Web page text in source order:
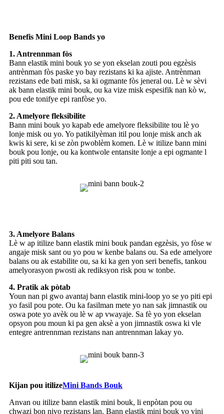
Benefis Mini Loop Bands yo
1. Antrennman fòs
Bann elastik mini bouk yo se yon ekselan zouti pou egzèsis
antrènman fòs paske yo bay rezistans ki ka ajiste. Antrènman
rezistans ede bati misk, sa ki ogmante fòs jeneral ou. Lè w sèvi
ak bann elastik mini bouk, ou ka vize misk espesifik nan kò w,
pou ede tonifye epi ranfòse yo.
2. Amelyore fleksibilite
Bann mini bouk yo kapab ede amelyore fleksibilite tou lè yo
lonje misk ou yo. Yo patikilyèman itil pou lonje misk anch ak
kwis ki sere, ki se zòn pwoblèm komen. Lè w itilize bann mini
bouk pou lonje, ou ka kontwole entansite lonje a epi ogmante l
piti piti sou tan.
3. Amelyore Balans
Lè w ap itilize bann elastik mini bouk pandan egzèsis, yo fòse w
angaje misk sant ou yo pou w kenbe balans ou. Sa ede amelyore
balans ou ak estabilite ou, sa ki ka gen yon seri benefis, tankou
amelyorasyon pwosti ak rediksyon risk pou w tonbe.
4. Pratik ak pòtab
Youn nan pi gwo avantaj bann elastik mini-loop yo se yo piti epi
yo fasil pou pote. Ou ka fasilman mete yo nan sak jimnastik ou
oswa pote yo avèk ou lè w ap vwayaje. Sa fè yo yon ekselan
opsyon pou moun ki pa gen aksè a yon jimnastik oswa ki vle
entegre antrennman rezistans nan antrennman lakay yo.
Kijan pou itilizeMini Bands Bouk
Anvan ou itilize bann elastik mini bouk, li enpòtan pou ou
chwazi bon nivo rezistans lan. Bann elastik mini bouk yo vini